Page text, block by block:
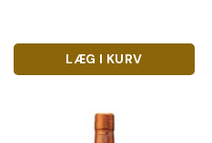
LÆG I KURV